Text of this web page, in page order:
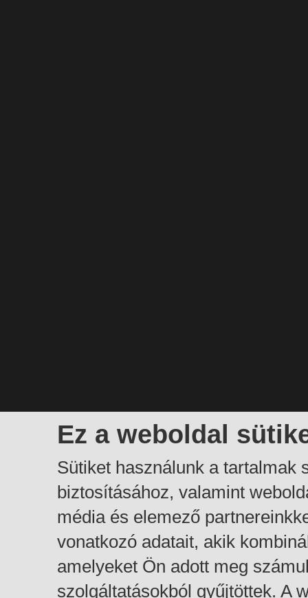
Ez a weboldal
Sütiket használunk a tartalmak
biztosításához, valamint
média és elemező
vonatkozó adatait, akik
amelyeket Ön adott meg
szolgáltatásokból gyűjtöttek. A